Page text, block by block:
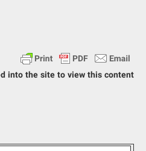
into the site to view this content.